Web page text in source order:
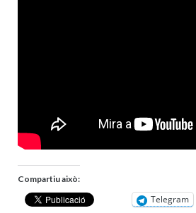
Compartiu això:
Telegram